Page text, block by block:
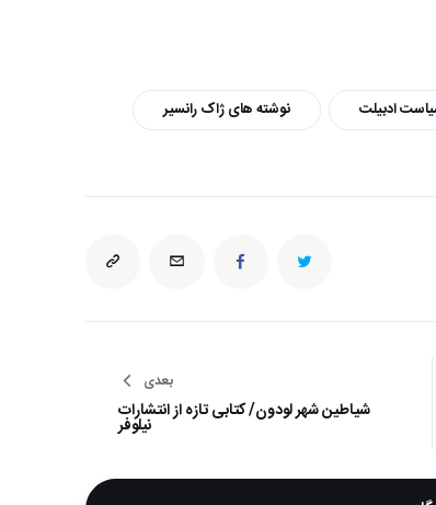
ادبیلت نوشته های ژاک رانسیر
بعدی
شیاطین شهر لودون/ کتابی تازه از انتشارات
نیلوفر